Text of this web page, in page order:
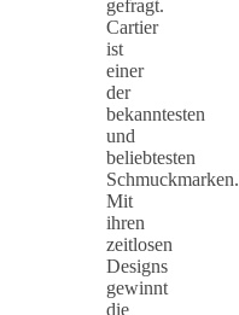
gefragt.
Cartier
ist
einer
der
bekanntesten
und
beliebtesten
Schmuckmarken.
Mit
ihren
zeitlosen
Designs
gewinnt
die